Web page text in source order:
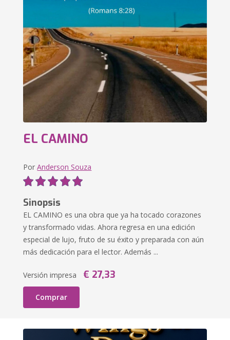
EL CAMINO
PorAnderson Souza
Sinopsis
EL CAMINO es una obra que ya ha tocado corazones
y transformado vidas. Ahora regresa en una edición
especial de lujo, fruto de su éxito y preparada con aún
más dedicación para el lector. Además ...
Versión impresa € 27,33
Comprar